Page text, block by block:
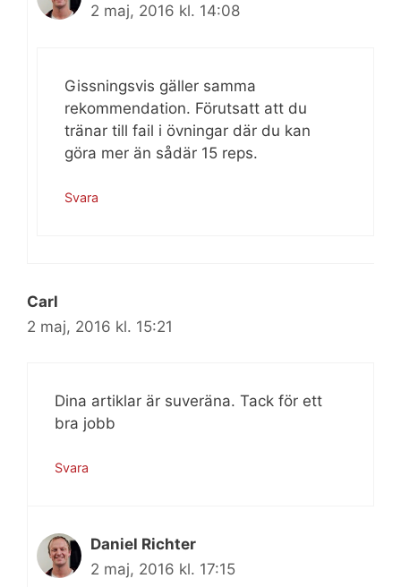
2 maj, 2016 kl. 14:08
Gissningsvis gäller samma
rekommendation. Förutsatt att du
tränar till fail i övningar där du kan
göra mer än sådär 15 reps.
Svara
Carl
2 maj, 2016 kl. 15:21
Dina artiklar är suveräna. Tack för ett
bra jobb
Svara
Daniel Richter
2 maj, 2016 kl. 17:15